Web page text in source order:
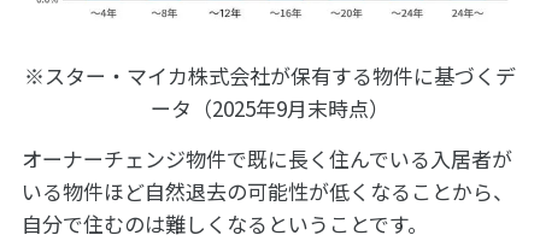
※スター・マイカ株式会社が保有する物件に基づくデ
ータ（2025年9月末時点）
オーナーチェンジ物件で既に長く住んでいる入居者が
いる物件ほど自然退去の可能性が低くなることから、
自分で住むのは難しくなるということです。